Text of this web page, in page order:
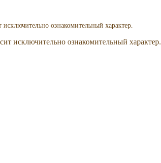
ознакомительный характер.
исключительно ознакомительный характер.